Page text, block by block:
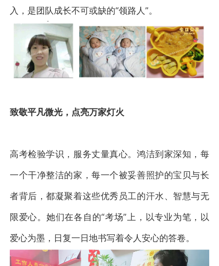
入，是团队成长不可或缺的“领路人”。
致敬平凡微光，点亮万家灯火
高考检验学识，服务丈量真心。鸿洁到家深知，每
一个干净整洁的家，每一个被妥善照护的宝贝与长
者背后，都凝聚着这些优秀员工的汗水、智慧与无
限爱心。她们在各自的“考场”上，以专业为笔，以
爱心为墨，日复一日地书写着令人安心的答卷。